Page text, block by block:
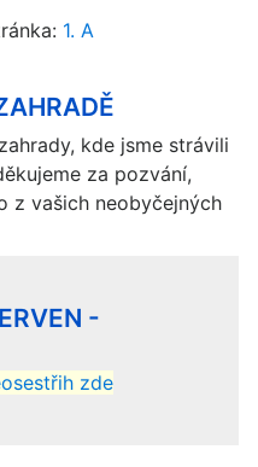
1. A
kde jsme strávili
za pozvání,
z vašich neobyčejných
-
zde